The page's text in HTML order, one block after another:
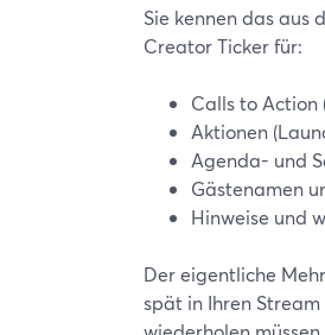
Sie kennen das aus
Creator Ticker für:
Calls to Action
Aktionen
Agenda- und
Gästenamen
Hinweise und
Der eigentliche
spät in Ihren